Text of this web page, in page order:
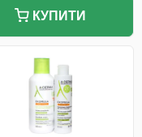
КУПИТИ